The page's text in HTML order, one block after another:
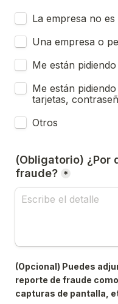
La empresa no es
Una empresa o
Me están
Me están
tarjetas,
Otros
(Obligatorio) ¿Por
fraude? *
(Opcional) Puedes
reporte de fraude
capturas de pantalla,